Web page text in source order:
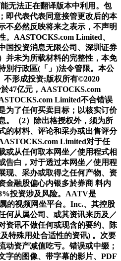
无法正在翻译版本中利用。包
即代表代表同意接管更改后的本
不必然反映将来之表示，不声明
。AASTOCKS.com Limited、
国投资消息无限公司、深圳证券
并未为所载材料的完整性，本免
別行政區(「」)法令管限。本公
不形成投资;版权所有©2020
47亿元，AASTOCKS.com
Limited不合错误
为了任何买卖目标；以核实订价
。（2）除出格授权外，须为所
的材料、评论和采办或出售评分
Limited对于任
或从任何取本网坐／使用程式相
告白，对于透过本网坐／使用程
现、采办或取得之任何产物、资
金融股偏心内银多於券商 料内
投资涉及风险。AATV是
的视频网坐平台。Inc.、其控股
何从属公司、或其资讯来历及／
资讯不做任何或现含的要约、陈
特殊用处合适性的资讯) 。次要
动资产减值吃亏。错误或中缀；
字的图像、带字幕的影片、PDF